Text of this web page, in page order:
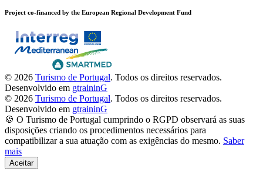
Project co-financed by the European Regional Development Fund
© 2026 Turismo de Portugal. Todos os direitos reservados.
Desenvolvido em gtraininG
© 2026 Turismo de Portugal. Todos os direitos reservados.
Desenvolvido em gtraininG
🍪 O Turismo de Portugal cumprindo o RGPD observará as suas
disposições criando os procedimentos necessários para
compatibilizar a sua atuação com as exigências do mesmo. Saber
mais
Aceitar